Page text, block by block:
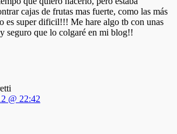
cajas de frutas mas fuerte, como las más
es super dificil!!! Me hare algo tb con unas
seguro que lo colgaré en mi blog!!
@ 22:42